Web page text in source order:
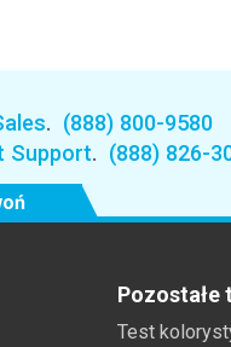
. (888) 800-9580
Support. (888) 826-
Pozostałe
Test